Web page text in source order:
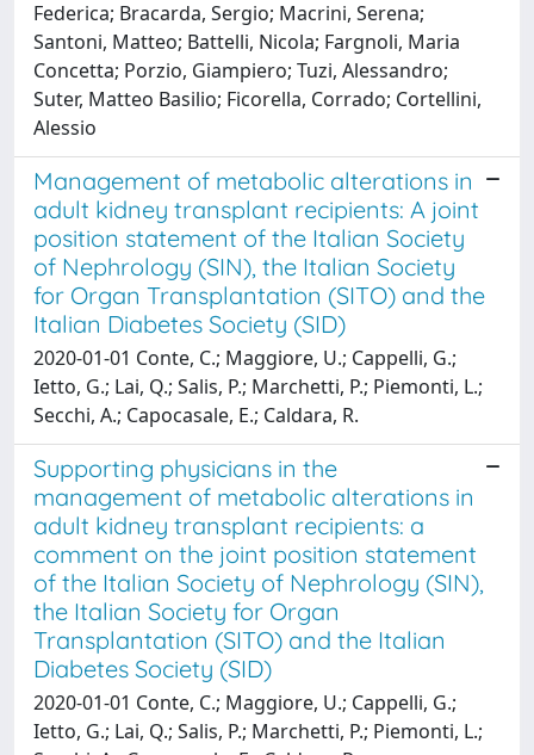
Federica; Bracarda, Sergio; Macrini, Serena;
Santoni, Matteo; Battelli, Nicola; Fargnoli, Maria
Concetta; Porzio, Giampiero; Tuzi, Alessandro;
Suter, Matteo Basilio; Ficorella, Corrado; Cortellini,
Alessio
Management of metabolic alterations in
adult kidney transplant recipients: A joint
position statement of the Italian Society
of Nephrology (SIN), the Italian Society
for Organ Transplantation (SITO) and the
Italian Diabetes Society (SID)
2020-01-01 Conte, C.; Maggiore, U.; Cappelli, G.;
Ietto, G.; Lai, Q.; Salis, P.; Marchetti, P.; Piemonti, L.;
Secchi, A.; Capocasale, E.; Caldara, R.
Supporting physicians in the
management of metabolic alterations in
adult kidney transplant recipients: a
comment on the joint position statement
of the Italian Society of Nephrology (SIN),
the Italian Society for Organ
Transplantation (SITO) and the Italian
Diabetes Society (SID)
2020-01-01 Conte, C.; Maggiore, U.; Cappelli, G.;
Ietto, G.; Lai, Q.; Salis, P.; Marchetti, P.; Piemonti, L.;